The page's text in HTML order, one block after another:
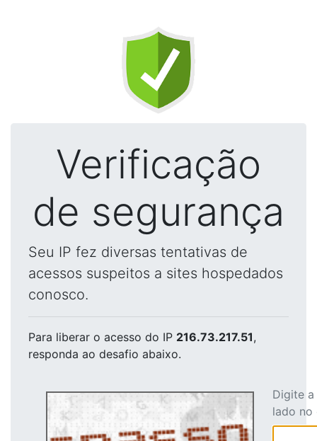
Verificação
de segurança
Seu IP fez diversas tentativas de
acessos suspeitos a sites hospedados
conosco.
Para liberar o acesso do IP 216.73.217.51,
responda ao desafio abaixo.
Digite
lado no